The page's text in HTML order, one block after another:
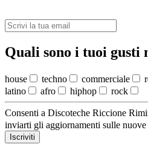
Quali sono i tuoi gusti
house techno commerciale
latino
afro hiphop rock
Consenti a Discoteche Riccione
inviarti gli aggiornamenti sulle nuove
Iscriviti